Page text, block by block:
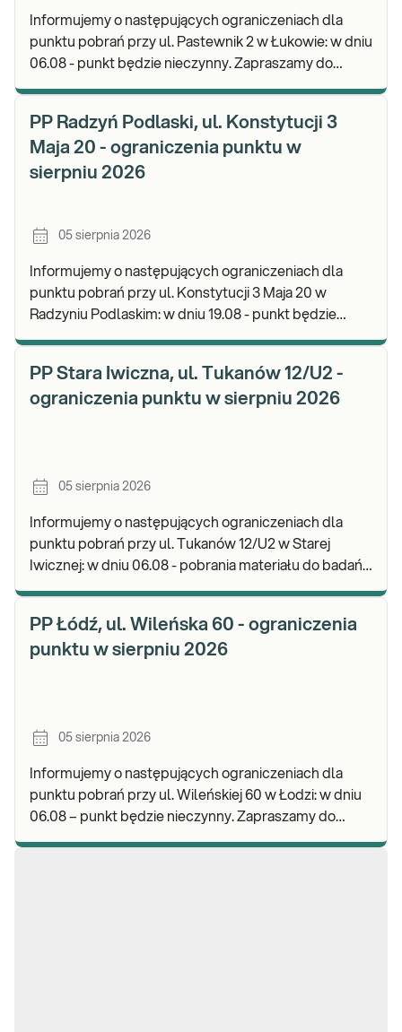
Informujemy o następujących ograniczeniach dla
punktu pobrań przy ul. Pastewnik 2 w Łukowie: w dniu
06.08 - punkt będzie nieczynny. Zapraszamy do
PP Radzyń Podlaski, ul. Konstytucji 3
Maja 20 - ograniczenia punktu w
sierpniu 2026
05 sierpnia 2026
Informujemy o następujących ograniczeniach dla
punktu pobrań przy ul. Konstytucji 3 Maja 20 w
Radzyniu Podlaskim: w dniu 19.08 - punkt będzie
PP Stara Iwiczna, ul. Tukanów 12/U2 -
ograniczenia punktu w sierpniu 2026
05 sierpnia 2026
Informujemy o następujących ograniczeniach dla
punktu pobrań przy ul. Tukanów 12/U2 w Starej
Iwicznej: w dniu 06.08 - pobrania materiału do badań
PP Łódź, ul. Wileńska 60 - ograniczenia
punktu w sierpniu 2026
05 sierpnia 2026
Informujemy o następujących ograniczeniach dla
punktu pobrań przy ul. Wileńskiej 60 w Łodzi: w dniu
06.08 – punkt będzie nieczynny. Zapraszamy do